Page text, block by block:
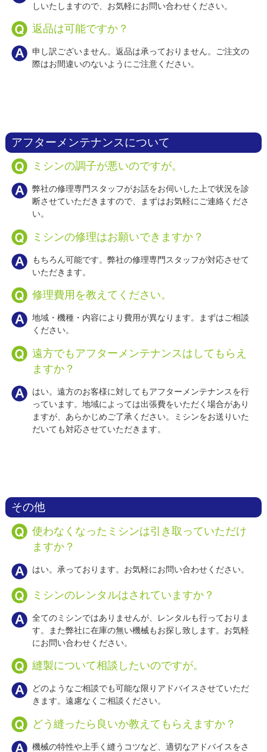
しいたしますので、お気軽にお問い合わせください。
返品は可能ですか？
申し訳ございません。返品は承っておりません。ご注文の
際はお間違いのないようにご注意ください。
アフターメンテナンスについて
ミシンの調子が悪いのですが。
弊社の修理専門スタッフがお話をお伺いした上で状況を診
断させていただきますので、まずはお気軽にご連絡くださ
い。
ミシンの修理はお願いできますか？
もちろん可能です。弊社の修理専門スタッフが対応させて
いただきます。
修理費用を教えてください。
地域・機種・内容により費用が異なります。まずはご相談
ください。
遠方でもアフターメンテナンスはしてもらえ
ますか？
はい。遠方のお客様に対してもアフターメンテナンスを行
っています。地域によっては出張費をいただく場合があり
ますが、あらかじめご了承ください。ミシンをお送りいた
だいても対応させていただきます。
その他
使わなくなったミシンは引き取っていただけ
ますか？
はい。承っております。お気軽にお問い合わせください。
ミシンのレンタルはされていますか？
全てのミシンではありませんが、レンタルも行っておりま
す。また弊社に在庫の無い機械もお探し致します。お気軽
にお問い合わせください。
縫製について相談したいのですが。
どのようなご相談でも可能な限りアドバイスさせていただ
きます。遠慮なくご相談ください。
どう縫ったら良いか教えてもらえますか？
機械の特性や上手く縫うコツなど、適切なアドバイスをさ